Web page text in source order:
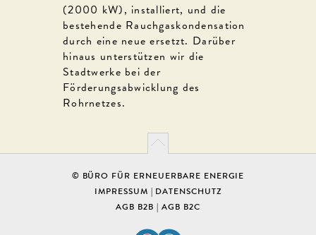
(2000 kW), installiert, und die
bestehende Rauchgaskondensation
durch eine neue ersetzt. Darüber
hinaus unterstützen wir die
Stadtwerke bei der
Förderungsabwicklung des
Rohrnetzes.
© BÜRO FÜR ERNEUERBARE ENERGIE
IMPRESSUM | DATENSCHUTZ
AGB B2B | AGB B2C